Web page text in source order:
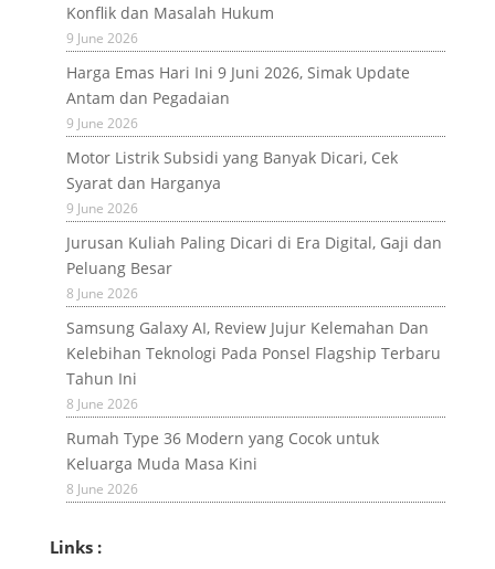
Konflik dan Masalah Hukum
9 June 2026
Harga Emas Hari Ini 9 Juni 2026, Simak Update
Antam dan Pegadaian
9 June 2026
Motor Listrik Subsidi yang Banyak Dicari, Cek
Syarat dan Harganya
9 June 2026
Jurusan Kuliah Paling Dicari di Era Digital, Gaji dan
Peluang Besar
8 June 2026
Samsung Galaxy AI, Review Jujur Kelemahan Dan
Kelebihan Teknologi Pada Ponsel Flagship Terbaru
Tahun Ini
8 June 2026
Rumah Type 36 Modern yang Cocok untuk
Keluarga Muda Masa Kini
8 June 2026
Links :